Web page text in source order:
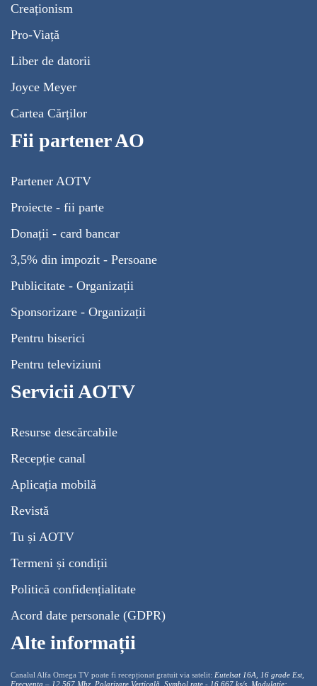
Creaționism
Pro-Viață
Liber de datorii
Joyce Meyer
Cartea Cărților
Fii partener AO
Partener AOTV
Proiecte - fii parte
Donații - card bancar
3,5% din impozit - Persoane
Publicitate - Organizații
Sponsorizare - Organizații
Pentru biserici
Pentru televiziuni
Servicii AOTV
Resurse descărcabile
Recepție canal
Aplicația mobilă
Revistă
Tu și AOTV
Termeni și condiții
Politică confidențialitate
Acord date personale (GDPR)
Alte informații
Canalul Alfa Omega TV poate fi recepționat gratuit via satelit: Eutelsat 16A, 16 grade Est,
Frecventa – 12.567 Mhz, Polarizare Verticală, Symbol rate - 16.667 ks/s, Modulație: